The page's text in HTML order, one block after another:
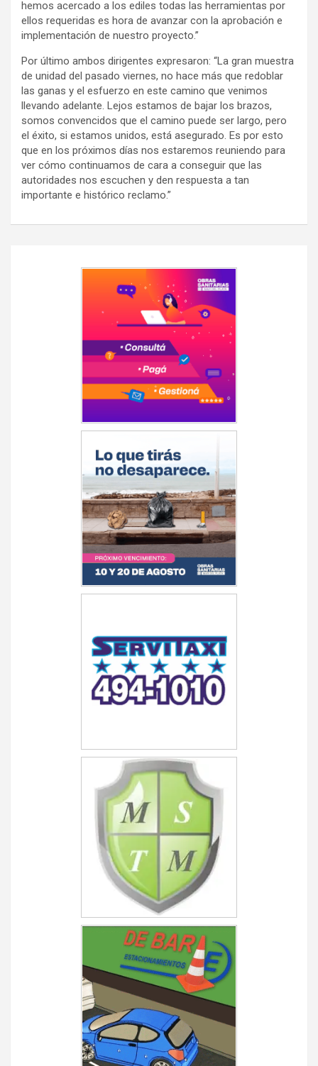
hemos acercado a los ediles todas las herramientas por
ellos requeridas es hora de avanzar con la aprobación e
implementación de nuestro proyecto.”
Por último ambos dirigentes expresaron: “La gran muestra
de unidad del pasado viernes, no hace más que redoblar
las ganas y el esfuerzo en este camino que venimos
llevando adelante. Lejos estamos de bajar los brazos,
somos convencidos que el camino puede ser largo, pero
el éxito, si estamos unidos, está asegurado. Es por esto
que en los próximos días nos estaremos reuniendo para
ver cómo continuamos de cara a conseguir que las
autoridades nos escuchen y den respuesta a tan
importante e histórico reclamo.”